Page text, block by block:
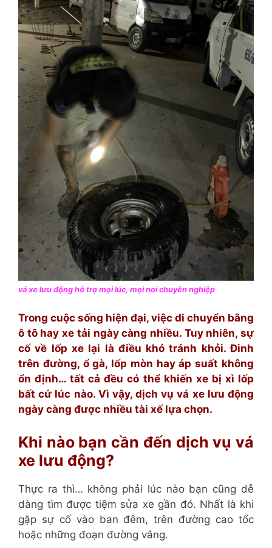
vá xe lưu động hỗ trợ mọi lúc, mọi nơi chuyên nghiệp
Trong cuộc sống hiện đại, việc di chuyển bằng
ô tô hay xe tải ngày càng nhiều. Tuy nhiên, sự
cố về lốp xe lại là điều khó tránh khỏi. Đinh
trên đường, ổ gà, lốp mòn hay áp suất không
ổn định… tất cả đều có thể khiến xe bị xì lốp
bất cứ lúc nào. Vì vậy, dịch vụ vá xe lưu động
ngày càng được nhiều tài xế lựa chọn.
Khi nào bạn cần đến dịch vụ vá
xe lưu động?
Thực ra thì… không phải lúc nào bạn cũng dễ
dàng tìm được tiệm sửa xe gần đó. Nhất là khi
gặp sự cố vào ban đêm, trên đường cao tốc
hoặc những đoạn đường vắng.